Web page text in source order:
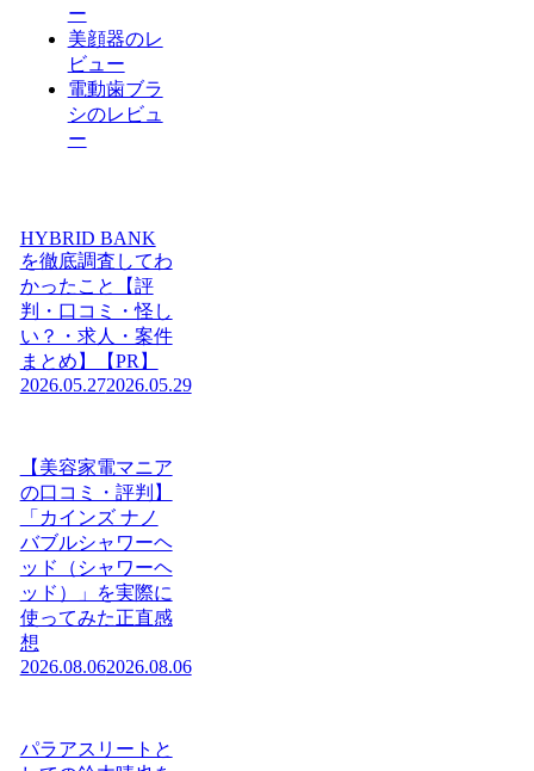
ー
美顔器のレ
ビュー
電動歯ブラ
シのレビュ
ー
HYBRID BANK
を徹底調査してわ
かったこと【評
判・口コミ・怪し
い？・求人・案件
まとめ】【PR】
2026.05.272026.05.29
【美容家電マニア
の口コミ・評判】
「カインズ ナノ
バブルシャワーヘ
ッド（シャワーヘ
ッド）」を実際に
使ってみた正直感
想
2026.08.062026.08.06
パラアスリートと